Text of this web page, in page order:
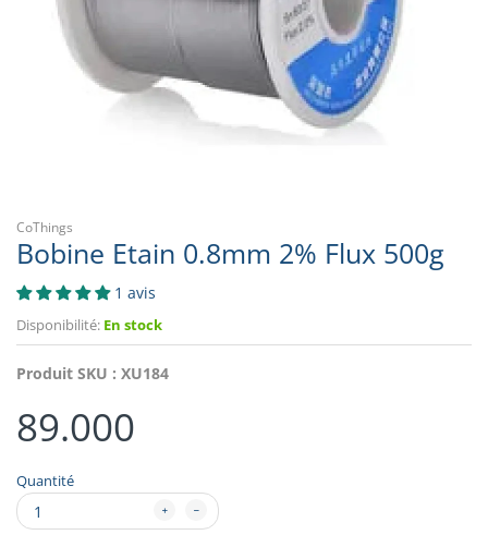
CoThings
Bobine Etain 0.8mm 2% Flux 500g
1 avis
Disponibilité: En stock
Produit SKU : XU184
89.000
Quantité